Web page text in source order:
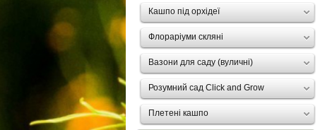
Кашпо під орхідеї
Флораріуми скляні
Вазони для саду (вуличні)
Розумний сад Click and Grow
Плетені кашпо